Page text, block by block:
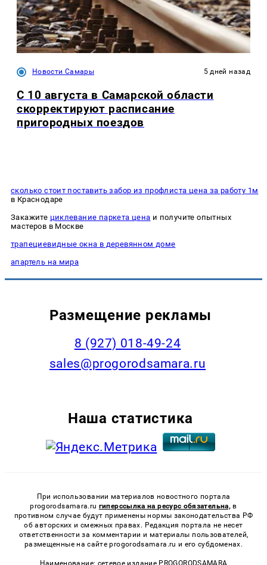
Новости Самары 5 дней назад
С 10 августа в Самарской области
скорректируют расписание
пригородных поездов
сколько стоит поставить забор из профлиста цена за работу 1м
в Краснодаре
Закажите циклевание паркета цена и получите опытных
мастеров в Москве
трапециевидные окна в деревянном доме
апартель на мира
Размещение рекламы
8 (927) 018-49-24
sales@progorodsamara.ru
Наша статистика
При использовании материалов новостного портала
progorodsamara.ru гиперссылка на ресурс обязательна, в
противном случае будут применены нормы законодательства РФ
об авторских и смежных правах. Редакция портала не несет
ответственности за комментарии и материалы пользователей,
размещенные на сайте progorodsamara.ru и его субдоменах.
Наименование: сетевое издание PROGORODSAMARA